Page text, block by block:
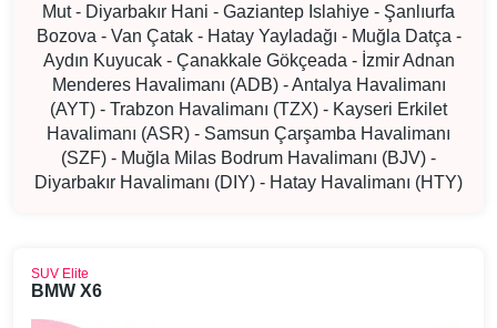
Mut - Diyarbakır Hani - Gaziantep Islahiye - Şanlıurfa
Bozova - Van Çatak - Hatay Yayladağı - Muğla Datça -
Aydın Kuyucak - Çanakkale Gökçeada - İzmir Adnan
Menderes Havalimanı (ADB) - Antalya Havalimanı
(AYT) - Trabzon Havalimanı (TZX) - Kayseri Erkilet
Havalimanı (ASR) - Samsun Çarşamba Havalimanı
(SZF) - Muğla Milas Bodrum Havalimanı (BJV) -
Diyarbakır Havalimanı (DIY) - Hatay Havalimanı (HTY)
SUV Elite
BMW X6